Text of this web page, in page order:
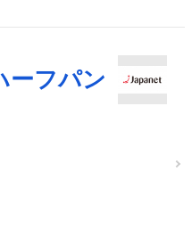
ーフパン